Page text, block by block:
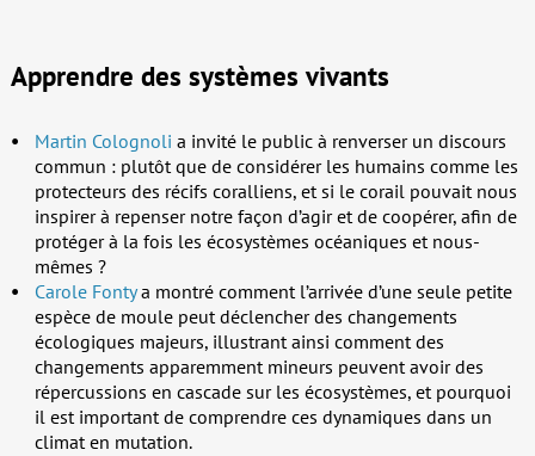
Apprendre des systèmes vivants
Martin Colognoli a invité le public à renverser un discours
commun : plutôt que de considérer les humains comme les
protecteurs des récifs coralliens, et si le corail pouvait nous
inspirer à repenser notre façon d’agir et de coopérer, afin de
protéger à la fois les écosystèmes océaniques et nous-
mêmes ?
Carole Fontya montré comment l’arrivée d’une seule petite
espèce de moule peut déclencher des changements
écologiques majeurs, illustrant ainsi comment des
changements apparemment mineurs peuvent avoir des
répercussions en cascade sur les écosystèmes, et pourquoi
il est important de comprendre ces dynamiques dans un
climat en mutation.